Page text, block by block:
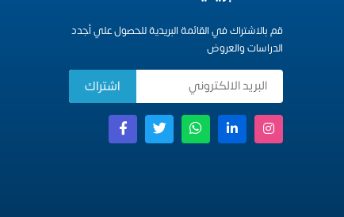
قم بالاشتراك في القائمة البريدية للحصول علي أجدد
الدراسات والعروض